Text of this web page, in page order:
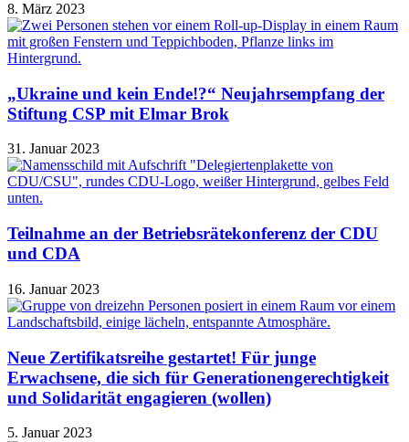
8. März 2023
„Ukraine und kein Ende!?“ Neujahrsempfang der
Stiftung CSP mit Elmar Brok
31. Januar 2023
Teilnahme an der Betriebsrätekonferenz der CDU
und CDA
16. Januar 2023
Neue Zertifikatsreihe gestartet! Für junge
Erwachsene, die sich für Generationengerechtigkeit
und Solidarität engagieren (wollen)
5. Januar 2023